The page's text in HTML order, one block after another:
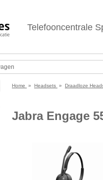
Telefooncentrale
Home » Headsets » Draadloze
Jabra Engage